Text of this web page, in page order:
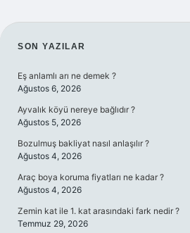
SIDEBAR
SON YAZILAR
Eş anlamlı arı ne demek ?
Ağustos 6, 2026
Ayvalık köyü nereye bağlıdır ?
Ağustos 5, 2026
Bozulmuş bakliyat nasıl anlaşılır ?
Ağustos 4, 2026
Araç boya koruma fiyatları ne kadar ?
Ağustos 4, 2026
Zemin kat ile 1. kat arasındaki fark nedir ?
Temmuz 29, 2026